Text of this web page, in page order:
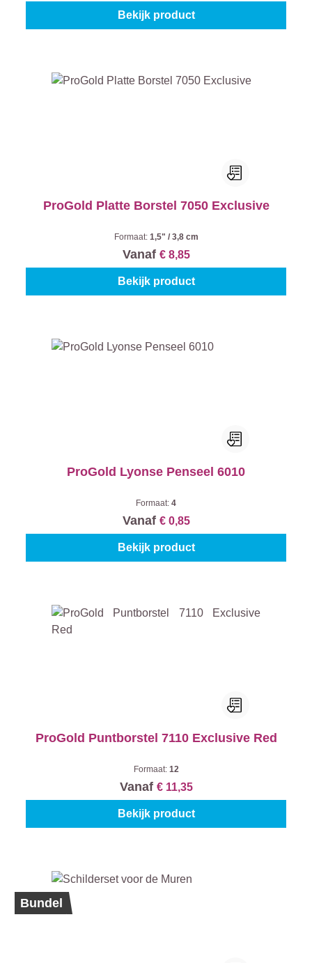
Bekijk product
ProGold Platte Borstel 7050 Exclusive
Formaat: 1,5" / 3,8 cm
Vanaf € 8,85
Bekijk product
ProGold Lyonse Penseel 6010
Formaat: 4
Vanaf € 0,85
Bekijk product
ProGold Puntborstel 7110 Exclusive Red
Formaat: 12
Vanaf € 11,35
Bekijk product
%
Nieuw
Bundel